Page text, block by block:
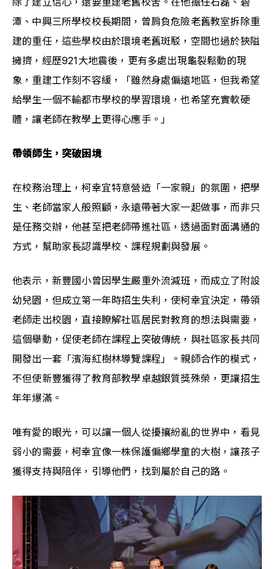
潭、中興三所學校校長期間，曾肩負危險老舊教室拆除重
建的重任，這些學校由於環境老舊斑駁，空間也過於狹隘
擁擠，經歷921大地震後，更有多處出現龜裂鬆動的現
象，重建工作刻不容緩，「雖然身處偏遠地區，但我希望
給學生一個不輸都市學校的學習環境，也希望充實軟硬
體，讓老師在教學上更得心應手。」
帶領師生，突破困境
在校務治理上，柯幸宜特意營造「一家親」的氛圍，把學
生、老師當家人般照顧，永遠帶著大家一起做事，而非只
是任務交辦，他甚至把老師帶進社區，透過面對面溝通的
方式，幫助家長認識學校、課程規劃與發展。
他表示，新豐國小曾因學生嚴重外流減班，而成立了附設
幼兒園，但成立第一年時招生失利，使柯幸宜決定，帶領
老師走出校園，直接瞭解社區居民對教育的想法與需要，
這個舉動，促使老師在課程上突破傳統，與社區家長共同
開發出一套「濱海紅樹林導覽課程」。親師合作的模式，
不但使新豐獲得了教育部教學卓越銀質獎殊榮，更讓招生
年年爆滿。
唯有愛的眼光，可以讓一個人從擾攘紛亂的世界中，看見
弱小的需要，柯幸宜像一株保護偏鄉學童的大樹，讓孩子
獲得支持與陪伴，引導他們，找到屬於自己的路。